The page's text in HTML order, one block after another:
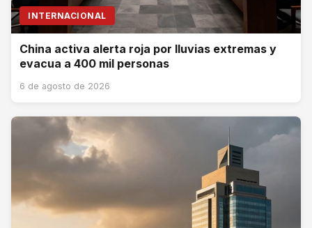
INTERNACIONAL
China activa alerta roja por lluvias extremas y
evacua a 400 mil personas
6 de agosto de 2026